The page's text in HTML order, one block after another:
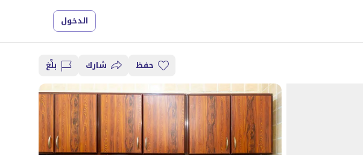
الدخول
حفظ شارك بلِّغ